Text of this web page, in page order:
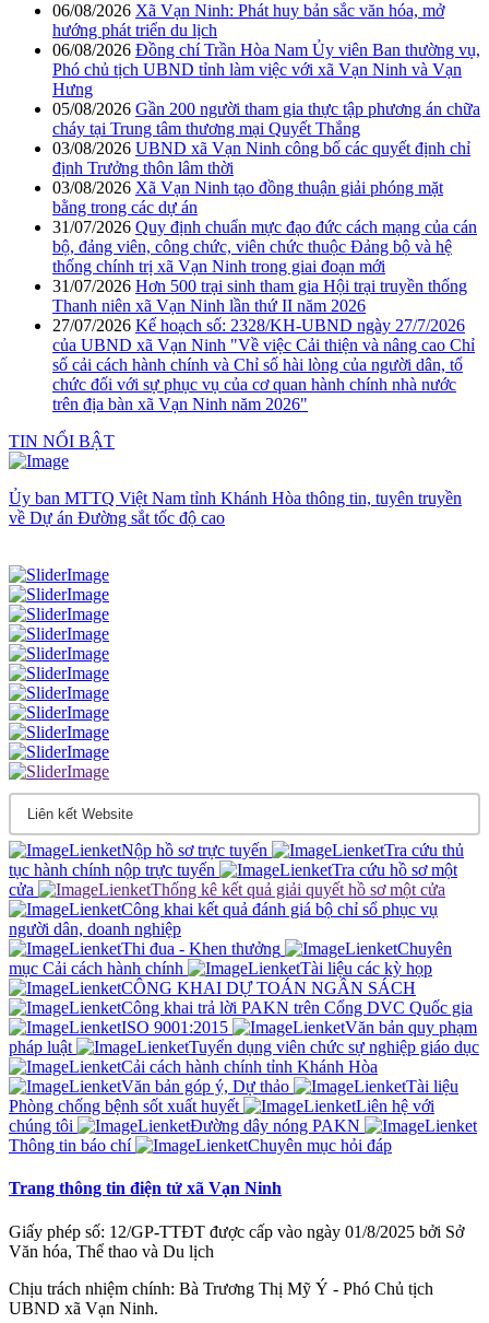
06/08/2026 Xã Vạn Ninh: Phát huy bản sắc văn hóa, mở
hướng phát triển du lịch
06/08/2026 Đồng chí Trần Hòa Nam Ủy viên Ban thường vụ,
Phó chủ tịch UBND tỉnh làm việc với xã Vạn Ninh và Vạn
Hưng
05/08/2026 Gần 200 người tham gia thực tập phương án chữa
cháy tại Trung tâm thương mại Quyết Thắng
03/08/2026 UBND xã Vạn Ninh công bố các quyết định chỉ
định Trưởng thôn lâm thời
03/08/2026 Xã Vạn Ninh tạo đồng thuận giải phóng mặt
bằng trong các dự án
31/07/2026 Quy định chuẩn mực đạo đức cách mạng của cán
bộ, đảng viên, công chức, viên chức thuộc Đảng bộ và hệ
thống chính trị xã Vạn Ninh trong giai đoạn mới
31/07/2026 Hơn 500 trại sinh tham gia Hội trại truyền thống
Thanh niên xã Vạn Ninh lần thứ II năm 2026
27/07/2026 Kế hoạch số: 2328/KH-UBND ngày 27/7/2026
của UBND xã Vạn Ninh "Về việc Cải thiện và nâng cao Chỉ
số cải cách hành chính và Chỉ số hài lòng của người dân, tổ
chức đối với sự phục vụ của cơ quan hành chính nhà nước
trên địa bàn xã Vạn Ninh năm 2026"
TIN NỔI BẬT
Ủy ban MTTQ Việt Nam tỉnh Khánh Hòa thông tin, tuyên truyền
về Dự án Đường sắt tốc độ cao
Nộp hồ sơ trực tuyến
Tra cứu thủ
tục hành chính nộp trực tuyến
Tra cứu hồ sơ một
cửa
Thống kê kết quả giải quyết hồ sơ một cửa
Công khai kết quả đánh giá bộ chỉ sổ phục vụ
người dân, doanh nghiệp
Thi đua - Khen thưởng
Chuyên
mục Cải cách hành chính
Tài liệu các kỳ họp
CÔNG KHAI DỰ TOÁN NGÂN SÁCH
Công khai trả lời PAKN trên Cổng DVC Quốc gia
ISO 9001:2015
Văn bản quy phạm
pháp luật
Tuyển dụng viên chức sự nghiệp giáo dục
Cải cách hành chính tỉnh Khánh Hòa
Văn bản góp ý, Dự thảo
Tài liệu
Phòng chống bệnh sốt xuất huyết
Liên hệ với
chúng tôi
Đường dây nóng PAKN
Thông tin báo chí
Chuyên mục hỏi đáp
Trang thông tin điện tử xã Vạn Ninh
Giấy phép số: 12/GP-TTĐT được cấp vào ngày 01/8/2025 bởi Sở
Văn hóa, Thể thao và Du lịch
Chịu trách nhiệm chính: Bà Trương Thị Mỹ Ý - Phó Chủ tịch
UBND xã Vạn Ninh.